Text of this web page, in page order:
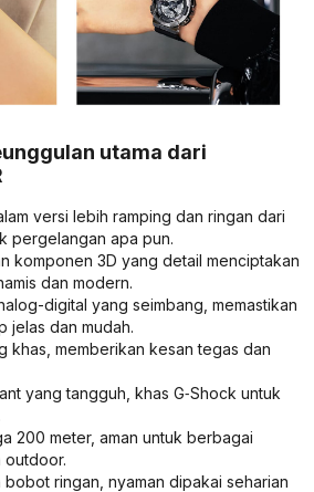
utama dari
versi lebih ramping dan ringan dari
pergelangan apa pun.
komponen 3D yang detail menciptakan
dan modern.
digital yang seimbang, memastikan
jelas dan mudah.
khas, memberikan kesan tegas dan
yang tangguh, khas G‑Shock untuk
200 meter, aman untuk berbagai
outdoor.
bobot ringan, nyaman dipakai seharian